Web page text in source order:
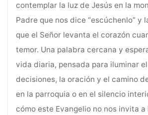
contemplar la luz de Jesús en la
Padre que nos dice “escúchenlo” y
que el Señor levanta el corazón
temor. Una palabra cercana y
vida diaria, pensada para iluminar
decisiones, la oración y el camino
en la parroquia o en el silencio
cómo este Evangelio no nos invita